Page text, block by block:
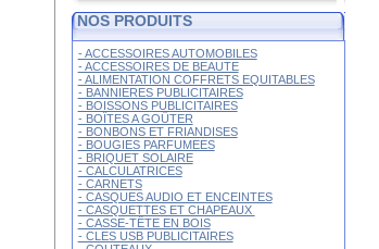
NOS PRODUITS
- ACCESSOIRES AUTOMOBILES
- ACCESSOIRES DE BEAUTE
- ALIMENTATION COFFRETS EQUITABLES
- BANNIERES PUBLICITAIRES
- BOISSONS PUBLICITAIRES
- BOÎTES A GOÛTER
- BONBONS ET FRIANDISES
- BOUGIES PARFUMEES
- BRIQUET SOLAIRE
- CALCULATRICES
- CARNETS
- CASQUES AUDIO ET ENCEINTES
- CASQUETTES ET CHAPEAUX
- CASSE-TÊTE EN BOIS
- CLES USB PUBLICITAIRES